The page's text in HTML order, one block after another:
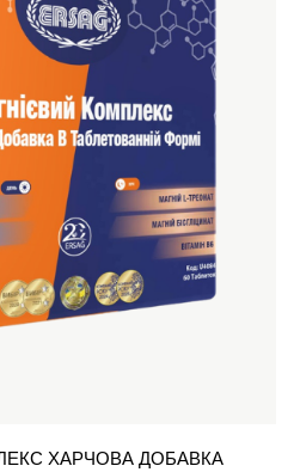
ХАРЧОВА ДОБАВКА